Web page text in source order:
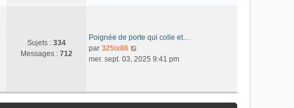
m
s
g
e
r
i
t
r
d
e
Sujets : 334
Messages : 712
Poignée de porte qui colle et…
par 325ix86
o
u
l
mer. sept. 03, 2025 9:41 pm